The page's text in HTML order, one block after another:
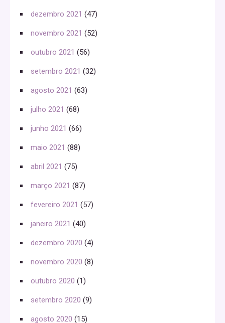
dezembro 2021 (47)
novembro 2021 (52)
outubro 2021 (56)
setembro 2021 (32)
agosto 2021 (63)
julho 2021 (68)
junho 2021 (66)
maio 2021 (88)
abril 2021 (75)
março 2021 (87)
fevereiro 2021 (57)
janeiro 2021 (40)
dezembro 2020 (4)
novembro 2020 (8)
outubro 2020 (1)
setembro 2020 (9)
agosto 2020 (15)